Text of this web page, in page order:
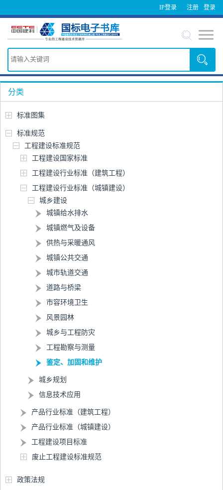
IP登录 登录
注册
分类
标准图集
标准规范
工程建设标准规范
工程建设国家标准
工程建设行业标准（建筑工程）
工程建设行业标准（城镇建设）
城乡建设
城镇给水排水
城镇燃气及设备
供热与采暖通风
城镇公共交通
城市轨道交通
道路与桥梁
市容环境卫生
风景园林
城乡与工程防灾
工程勘察与测量
鉴定、加固和维护
城乡规划
信息技术应用
产品行业标准（建筑工程）
产品行业标准（城镇建设）
工程建设项目标准
废止工程建设标准规范
政策法规